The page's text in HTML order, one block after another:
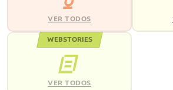
VER TODOS
WEBSTORIES
VER TODOS